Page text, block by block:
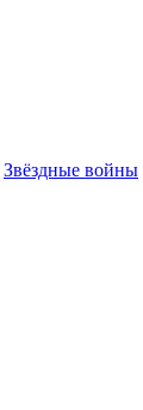
Звёздные войны